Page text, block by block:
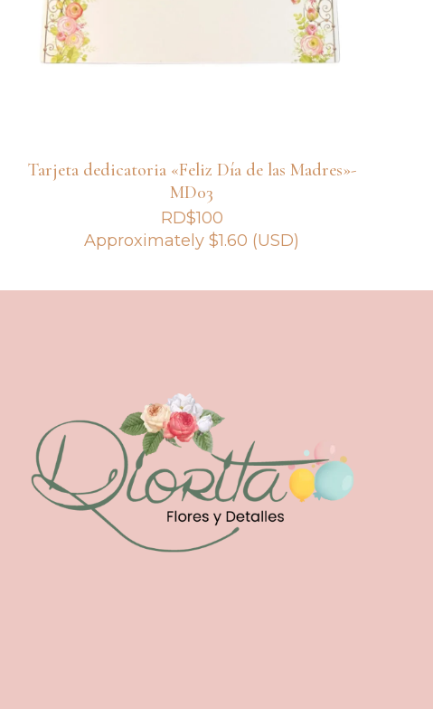
Tarjeta dedicatoria «Feliz Día de las Madres»-
MD03
RD$100
Approximately$1.60 (USD)